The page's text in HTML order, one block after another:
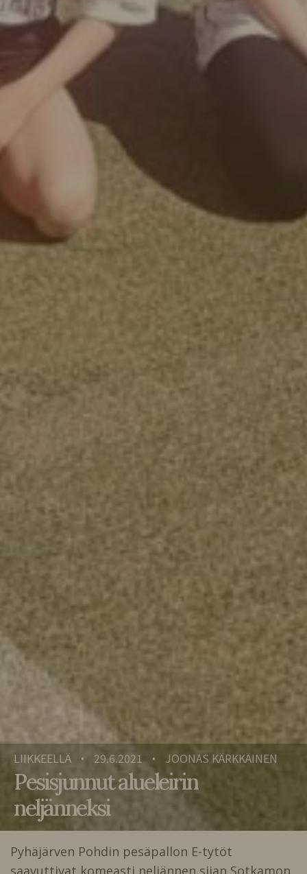
LIIKKEELLÄ • 29.6.2021 • JOONAS KÄRKKÄINEN
Pesisjunnut alueleirin
neljänneksi
Pyhäjärven Pohdin pesäpallon E-tytöt
saavuttivat komeasti neljännen sijan Sotkamon